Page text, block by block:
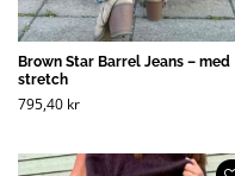
Brown Star Barrel Jeans – med
stretch
795,40 kr